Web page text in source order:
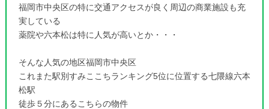
福岡市中央区の特に交通アクセスが良く周辺の商業施設も充
実している
薬院や六本松は特に人気が高いとか・・・
そんな人気の地区福岡市中央区
これまた駅別すみここちランキング5位に位置する七隈線六本
松駅
徒歩５分にあるこちらの物件